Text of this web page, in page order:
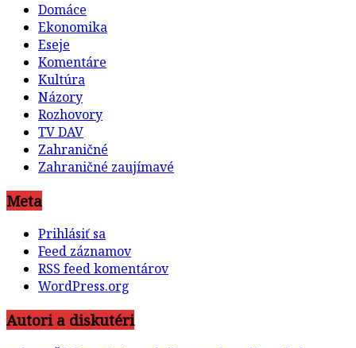
Eseje
Komentáre
Kultúra
Názory
Rozhovory
TV DAV
Zahraničné
Zahraničné zaujímavé
Meta
Prihlásiť sa
Feed záznamov
RSS feed komentárov
WordPress.org
Autori a diskutéri
Adam Šipkovský//